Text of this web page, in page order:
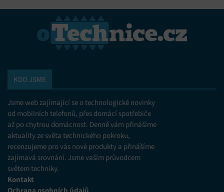
KDO JSME
Jsme web zajímající se o technologické novinky
od mobilních telefonů, přes domácí spotřebiče
až po chytrou domácnost. Denně vám přinášíme
aktuality ze světa technického pokroku,
recenzujeme pro vás nové produkty a přinášíme
zajímavá srovnání. Jsme vaším průvodcem
světem techniky.
Kontakt